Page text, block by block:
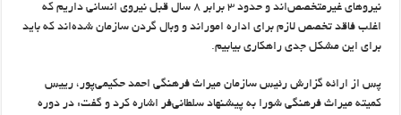
نیروهای غیرمتخصص‌اند و حدود ۳ برابر ۸ سال قبل نیروی انسانی داریم که
اغلب فاقد تخصص لازم برای اداره اموراند و وبال گردن سازمان شده‌اند که باید
برای این مشکل جدی راهکاری بیابیم.
پس از ارائه گزارش رئیس سازمان میراث فرهنگی احمد حکیمی‌پور، رییس
کمیته میراث فرهنگی شورا به پیشنهاد سلطانی‌فر اشاره کرد و گفت: در دوره